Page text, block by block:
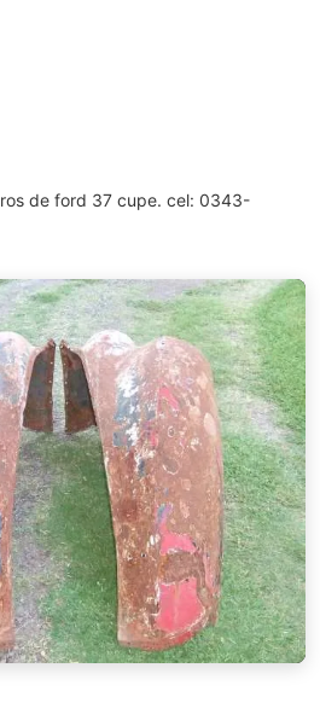
de ford 37 cupe. cel: 0343-